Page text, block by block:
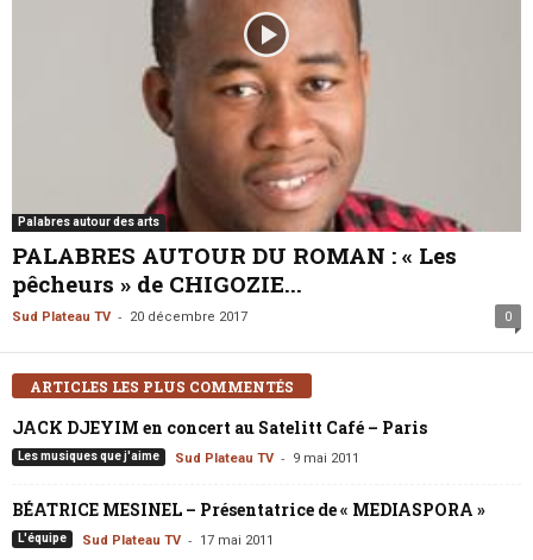
Palabres autour des arts
PALABRES AUTOUR DU ROMAN : « Les
pêcheurs » de CHIGOZIE...
Sud Plateau TV - 20 décembre 2017 0
ARTICLES LES PLUS COMMENTÉS
JACK DJEYIM en concert au Satelitt Café – Paris
Les musiques que j'aime Sud Plateau TV - 9 mai 2011
BÉATRICE MESINEL – Présentatrice de « MEDIASPORA »
L'équipe Sud Plateau TV - 17 mai 2011